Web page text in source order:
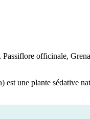
Passiflore officinale,
est une plante sédative